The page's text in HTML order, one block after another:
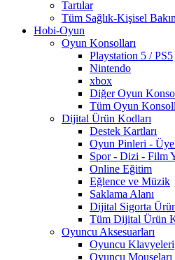
Tartılar
Tüm Sağlık-Kişisel
Hobi-Oyun
Oyun Konsolları
Playstation 5 / PS5
Nintendo
xbox
Diğer Oyun
Tüm Oyun
Dijital Ürün Kodları
Destek Kartları
Oyun Pinleri -
Spor - Dizi - Film
Online Eğitim
Eğlence ve Müzik
Saklama Alanı
Dijital Sigorta
Tüm Dijital Ürün
Oyuncu Aksesuarları
Oyuncu Klavyeleri
Oyuncu Mouseları